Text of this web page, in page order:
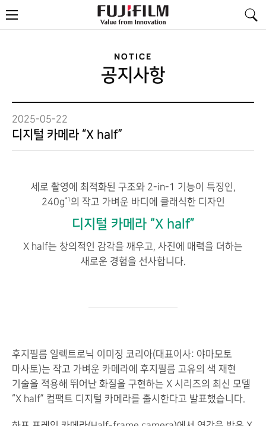
메
뉴
NOTICE
공지사항
2025-05-22
디지털 카메라 “X half”
세로 촬영에 최적화된 구조와 2-in-1 기능이 특징인,
240g*1 의 작고 가벼운 바디에 클래식한 디자인
디지털 카메라 “X half”
X half는 창의적인 감각을 깨우고, 사진에 매력을 더하는
새로운 경험을 선사합니다.
후지필름 일렉트로닉 이미징 코리아(대표이사: 야마모토
마사토)는 작고 가벼운 카메라에 후지필름 고유의 색 재현
기술을 적용해 뛰어난 화질을 구현하는 X 시리즈의 최신 모델
“X half” 컴팩트 디지털 카메라를 출시한다고 발표했습니다.